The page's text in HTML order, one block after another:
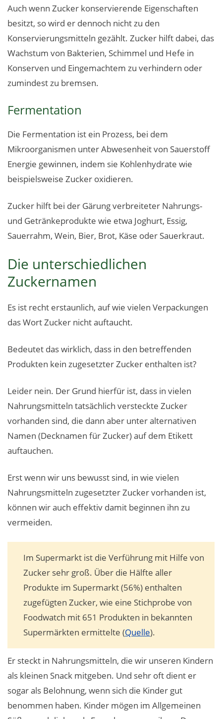
Auch wenn Zucker konservierende Eigenschaften
besitzt, so wird er dennoch nicht zu den
Konservierungsmitteln gezählt. Zucker hilft dabei, das
Wachstum von Bakterien, Schimmel und Hefe in
Konserven und Eingemachtem zu verhindern oder
zumindest zu bremsen.
Fermentation
Die Fermentation ist ein Prozess, bei dem
Mikroorganismen unter Abwesenheit von Sauerstoff
Energie gewinnen, indem sie Kohlenhydrate wie
beispielsweise Zucker oxidieren.
Zucker hilft bei der Gärung verbreiteter Nahrungs-
und Getränkeprodukte wie etwa Joghurt, Essig,
Sauerrahm, Wein, Bier, Brot, Käse oder Sauerkraut.
Die unterschiedlichen
Zuckernamen
Es ist recht erstaunlich, auf wie vielen Verpackungen
das Wort Zucker nicht auftaucht.
Bedeutet das wirklich, dass in den betreffenden
Produkten kein zugesetzter Zucker enthalten ist?
Leider nein. Der Grund hierfür ist, dass in vielen
Nahrungsmitteln tatsächlich versteckte Zucker
vorhanden sind, die dann aber unter alternativen
Namen (Decknamen für Zucker) auf dem Etikett
auftauchen.
Erst wenn wir uns bewusst sind, in wie vielen
Nahrungsmitteln zugesetzter Zucker vorhanden ist,
können wir auch effektiv damit beginnen ihn zu
vermeiden.
Im Supermarkt ist die Verführung mit Hilfe von
Zucker sehr groß. Über die Hälfte aller
Produkte im Supermarkt (56%) enthalten
zugefügten Zucker, wie eine Stichprobe von
Foodwatch mit 651 Produkten in bekannten
Supermärkten ermittelte (Quelle).
Er steckt in Nahrungsmitteln, die wir unseren Kindern
als kleinen Snack mitgeben. Und sehr oft dient er
sogar als Belohnung, wenn sich die Kinder gut
benommen haben. Kinder mögen im Allgemeinen